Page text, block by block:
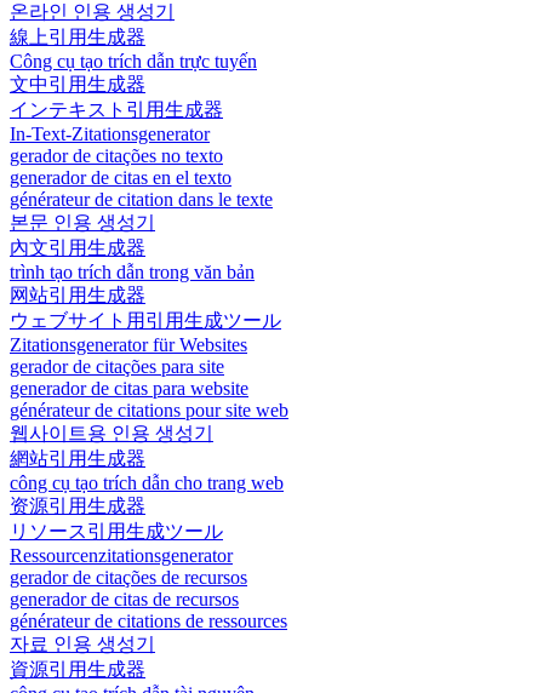
온라인 인용 생성기
線上引用生成器
Công cụ tạo trích dẫn trực tuyến
文中引用生成器
インテキスト引用生成器
In-Text-Zitationsgenerator
gerador de citações no texto
generador de citas en el texto
générateur de citation dans le texte
본문 인용 생성기
內文引用生成器
trình tạo trích dẫn trong văn bản
网站引用生成器
ウェブサイト用引用生成ツール
Zitationsgenerator für Websites
gerador de citações para site
generador de citas para website
générateur de citations pour site web
웹사이트용 인용 생성기
網站引用生成器
công cụ tạo trích dẫn cho trang web
资源引用生成器
リソース引用生成ツール
Ressourcenzitationsgenerator
gerador de citações de recursos
generador de citas de recursos
générateur de citations de ressources
자료 인용 생성기
資源引用生成器